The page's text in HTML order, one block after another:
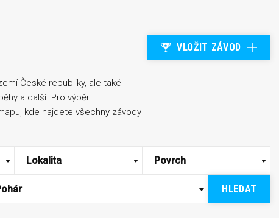
VLOŽIT ZÁVOD
České republiky, ale také
a další. Pro výběr
kde najdete všechny závody
Lokalita Povrch
HLEDAT